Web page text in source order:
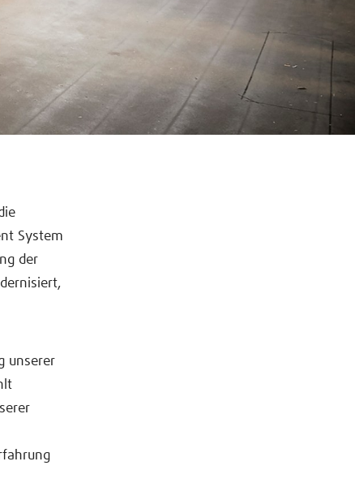
System
der
unserer